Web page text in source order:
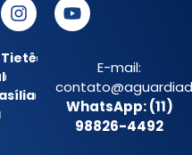
E-mail:
WhatsApp: (11)
98826-4492